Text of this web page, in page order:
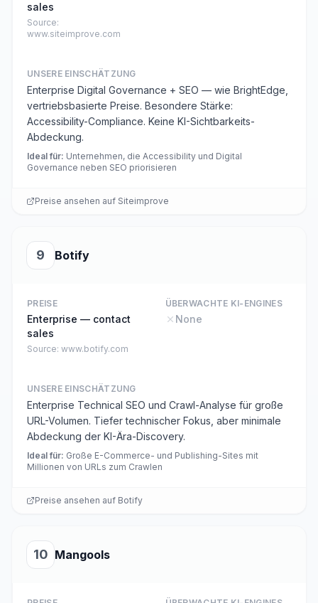
sales
Source:
www.siteimprove.com
UNSERE EINSCHÄTZUNG
Enterprise Digital Governance + SEO — wie BrightEdge,
vertriebsbasierte Preise. Besondere Stärke:
Accessibility-Compliance. Keine KI-Sichtbarkeits-
Abdeckung.
Ideal für: Unternehmen, die Accessibility und Digital
Governance neben SEO priorisieren
Preise ansehen auf Siteimprove
9 Botify
PREISE
Enterprise — contact
sales
Source: www.botify.com
ÜBERWACHTE KI-ENGINES
None
UNSERE EINSCHÄTZUNG
Enterprise Technical SEO und Crawl-Analyse für große
URL-Volumen. Tiefer technischer Fokus, aber minimale
Abdeckung der KI-Ära-Discovery.
Ideal für: Große E-Commerce- und Publishing-Sites mit
Millionen von URLs zum Crawlen
Preise ansehen auf Botify
10 Mangools